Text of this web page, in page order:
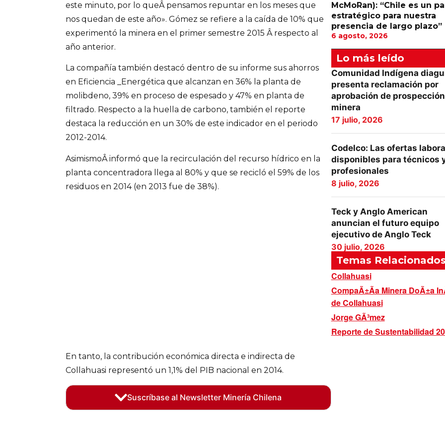
este minuto, por lo queÂ pensamos repuntar en los meses que
nos quedan de este año». Gómez se refiere a la caída de 10% que
experimentó la minera en el primer semestre 2015 Â respecto al
año anterior.
La compañía también destacó dentro de su informe sus ahorros
en Eficiencia _Energética que alcanzan en 36% la planta de
molibdeno, 39% en proceso de espesado y 47% en planta de
filtrado. Respecto a la huella de carbono, también el reporte
destaca la reducción en un 30% de este indicador en el periodo
2012-2014.
AsimismoÂ informó que la recirculación del recurso hídrico en la
planta concentradora llega al 80% y que se recicló el 59% de los
residuos en 2014 (en 2013 fue de 38%).
En tanto, la contribución económica directa e indirecta de
Collahuasi representó un 1,1% del PIB nacional en 2014.
Suscríbase al Newsletter Minería Chilena
McMoRan): “Chile es un
estratégico para nuestra
presencia de largo plazo”
6 agosto, 2026
Lo más leído
Comunidad Indígena
presenta reclamación por
aprobación de prospección
minera
17 julio, 2026
Codelco: Las ofertas
disponibles para técnicos
profesionales
8 julio, 2026
Teck y Anglo American
anuncian el futuro equipo
ejecutivo de Anglo Teck
30 julio, 2026
Temas Relacionados
Collahuasi
CompaÃ±Ã­a Minera DoÃ±a
de Collahuasi
Jorge GÃ³mez
Reporte de Sustentabilidad